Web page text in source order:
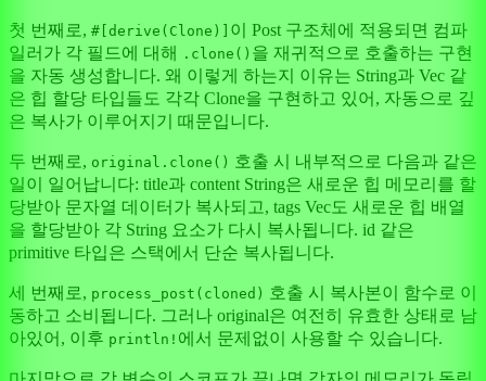
첫 번째로, #[derive(Clone)] 이 Post 구조체에 적용되면 컴파
일러가 각 필드에 대해
.clone() 을 재귀적으로 호출하는 구현
을 자동 생성합니다. 왜 이렇게 하는지 이유는 String과 Vec 같
은 힙 할당 타입들도 각각 Clone을 구현하고 있어, 자동으로 깊
은 복사가 이루어지기 때문입니다.
두 번째로, original.clone() 호출 시 내부적으로 다음과 같은
일이 일어납니다: title과 content String은 새로운 힙 메모리를 할
당받아 문자열 데이터가 복사되고, tags Vec도 새로운 힙 배열
을 할당받아 각 String 요소가 다시 복사됩니다. id 같은
primitive 타입은 스택에서 단순 복사됩니다.
세 번째로, process_post(cloned) 호출 시 복사본이 함수로 이
동하고 소비됩니다. 그러나 original은 여전히 유효한 상태로 남
아있어, 이후 println! 에서 문제없이 사용할 수 있습니다.